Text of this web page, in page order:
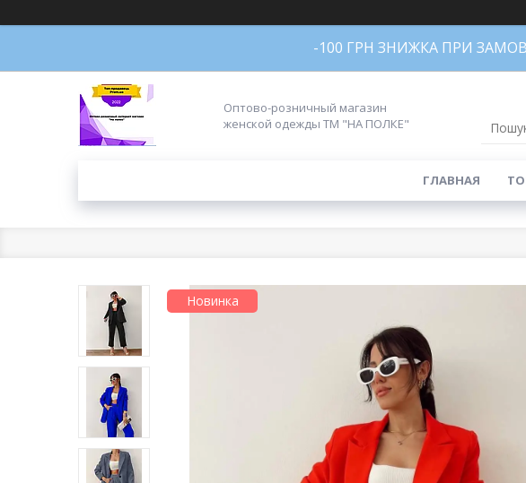
-100 ГРН ЗНИЖКА ПРИ
Оптово-розничный магазин
женской одежды ТМ "НА ПОЛКЕ"
ГЛАВНАЯ
Новинка